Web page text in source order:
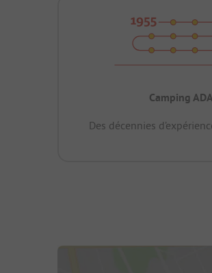
Camping
Des décennies